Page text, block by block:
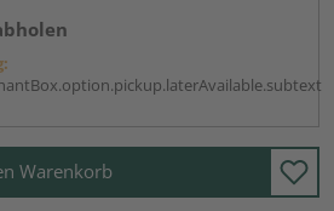
Warenkorb